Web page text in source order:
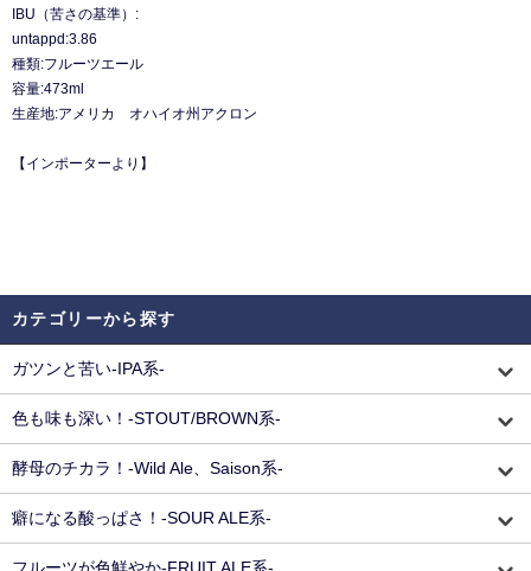
IBU（苦さの基準）:
untappd:3.86
種類:フルーツエール
容量:473ml
生産地:アメリカ オハイオ州アクロン
【インポーターより】
カテゴリーから探す
ガツンと苦い-IPA系-
色も味も深い！-STOUT/BROWN系-
酵母のチカラ！-Wild Ale、Saison系-
癖になる酸っぱさ！-SOUR ALE系-